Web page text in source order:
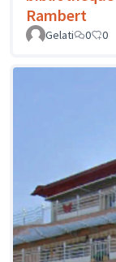
Rambert
Gelati 0 0